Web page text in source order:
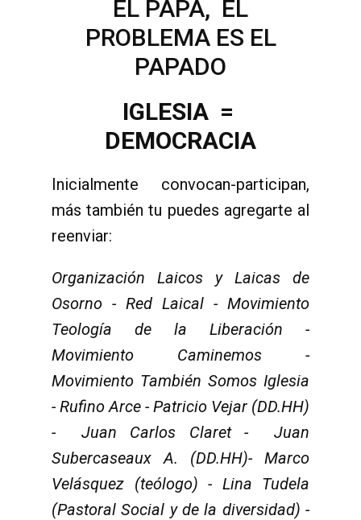
EL PAPA, EL
PROBLEMA ES EL
PAPADO
IGLESIA =
DEMOCRACIA
Inicialmente convocan-participan,
más también tu puedes agregarte al
reenviar:
Organización Laicos y Laicas de
Osorno - Red Laical - Movimiento
Teología de la Liberación -
Movimiento Caminemos -
Movimiento También Somos Iglesia
- Rufino Arce - Patricio Vejar (DD.HH)
- Juan Carlos Claret - Juan
Subercaseaux A. (DD.HH)- Marco
Velásquez (teólogo) - Lina Tudela
(Pastoral Social y de la diversidad) -